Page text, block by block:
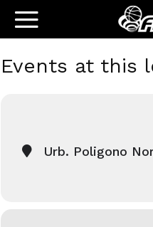
Events at this
Urb. Poligono